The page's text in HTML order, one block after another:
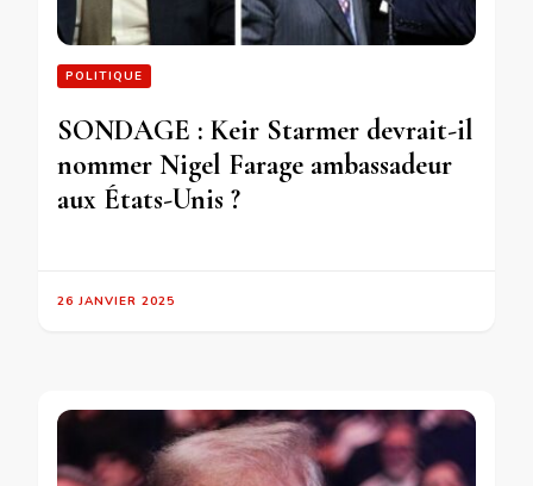
POLITIQUE
SONDAGE : Keir Starmer devrait-il
nommer Nigel Farage ambassadeur
aux États-Unis ?
26 JANVIER 2025